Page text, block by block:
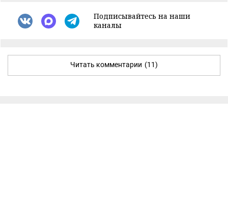
Подписывайтесь на наши
каналы
Читать комментарии (11)